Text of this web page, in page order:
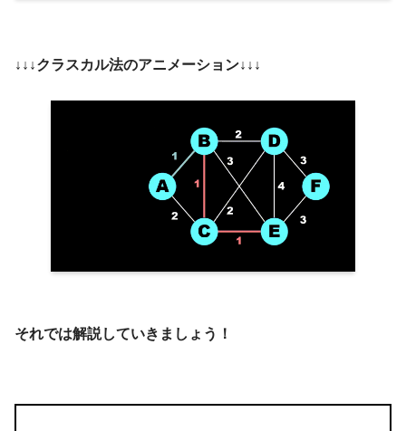
↓↓↓クラスカル法のアニメーション↓↓↓
それでは解説していきましょう！